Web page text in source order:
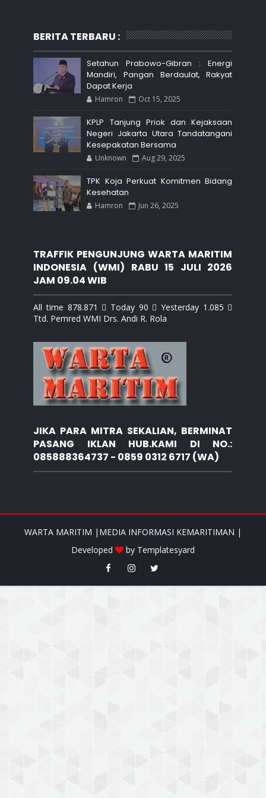
BERITA TERBARU :
Setahun Prabowo-Gibran : Energi
Mandiri, Pangan Berdaulat, Rakyat
Dapat Kerja
Hamron Oct 15, 2025
KPLP Tanjung Priok dan Kejaksaan
Negeri Jakarta Utara Tandatangani
Kesepakatan Bersama
Unknown Aug 29, 2025
TPK Koja Perkuat Komitmen Bidang
Kesehatan
Hamron Jun 26, 2025
TRAFFIK PENGUNJUNG WARTA MARITIM
INDONESIA (WMI) RABU 15 JULI 2026
JAM 09.04 WIB
All time 878.871  Today 90  Yesterday 1.085 
Ttd. Pemred WMI Drs. Andi R. Rola
JIKA PARA MITRA SEKALIAN, BERMINAT
PASANG IKLAN HUB.KAMI DI NO.:
085888364737 - 0859 0312 6717 (WA)
WARTA MARITIM |MEDIA INFORMASI KEMARITIMAN |
Developed
by Templatesyard